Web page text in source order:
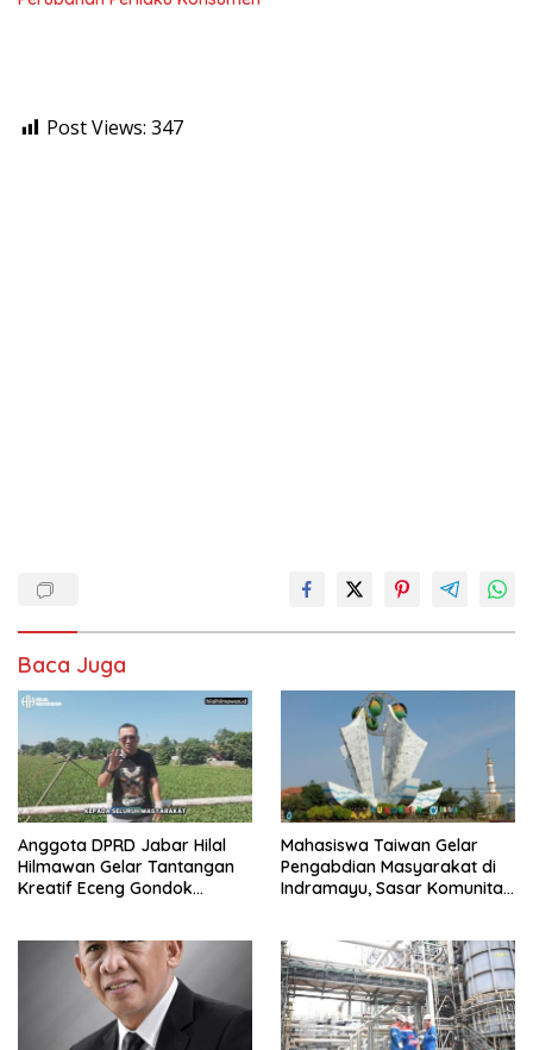
Post Views: 347
Baca Juga
Anggota DPRD Jabar Hilal
Hilmawan Gelar Tantangan
Kreatif Eceng Gondok
Mahasiswa Taiwan Gelar
Pengabdian Masyarakat di
Indramayu, Sasar Komunitas